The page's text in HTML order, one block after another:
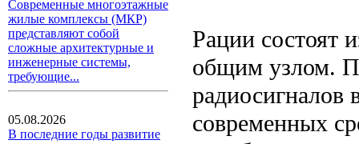
Современные многоэтажные
жилые комплексы (МКР)
представляют собой
сложные архитектурные и
инженерные системы,
требующие...
05.08.2026
В последние годы развитие
Рации состоят
общим узлом.
радиосигналов
современных